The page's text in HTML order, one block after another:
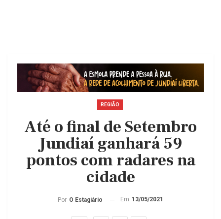
REGIÃO
Até o final de Setembro
Jundiaí ganhará 59
pontos com radares na
cidade
Por O Estagiário Em 13/05/2021